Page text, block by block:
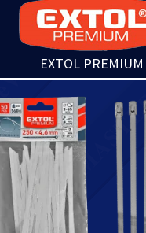
EXTOL PREMIUM